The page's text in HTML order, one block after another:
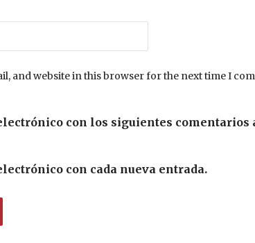
and website in this browser for the next time I
con los siguientes comentarios
con cada nueva entrada.